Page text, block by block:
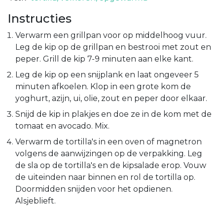
Instructies
Verwarm een grillpan voor op middelhoog vuur.
Leg de kip op de grillpan en bestrooi met zout en
peper. Grill de kip 7-9 minuten aan elke kant.
Leg de kip op een snijplank en laat ongeveer 5
minuten afkoelen. Klop in een grote kom de
yoghurt, azijn, ui, olie, zout en peper door elkaar.
Snijd de kip in plakjes en doe ze in de kom met de
tomaat en avocado. Mix.
Verwarm de tortilla's in een oven of magnetron
volgens de aanwijzingen op de verpakking. Leg
de sla op de tortilla's en de kipsalade erop. Vouw
de uiteinden naar binnen en rol de tortilla op.
Doormidden snijden voor het opdienen.
Alsjeblieft.